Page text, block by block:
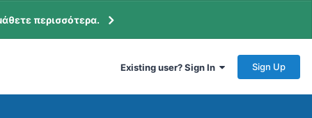
περισσότερα.
Existing user? Sign In Sign Up